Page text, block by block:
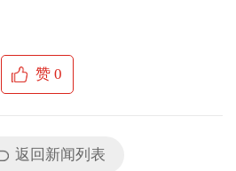
赞0
返回新闻列表